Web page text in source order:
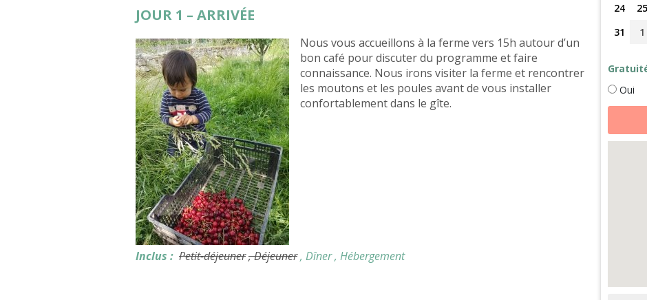
JOUR 1 – ARRIVÉE
Nous vous accueillons à la ferme vers 15h autour d’un
bon café pour discuter du programme et faire
connaissance. Nous irons visiter la ferme et rencontrer
les moutons et les poules avant de vous installer
confortablement dans le gîte.
Inclus : Petit-déjeuner, Déjeuner, Dîner, Hébergement
24
25
31
1
Oui
quantité
cueillette